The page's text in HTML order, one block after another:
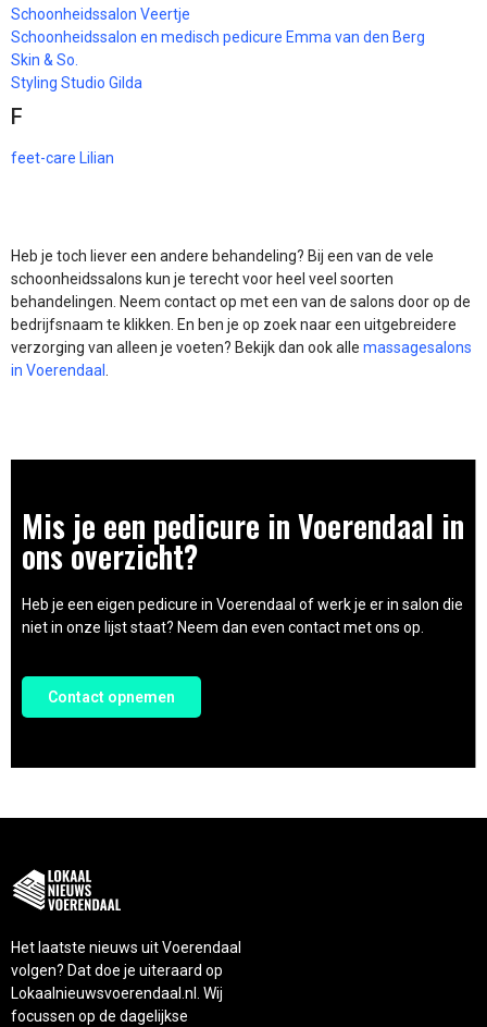
Schoonheidssalon Veertje
Schoonheidssalon en medisch pedicure Emma van den Berg
Skin & So.
Styling Studio Gilda
F
feet-care Lilian
Heb je toch liever een andere behandeling? Bij een van de vele
schoonheidssalons kun je terecht voor heel veel soorten
behandelingen. Neem contact op met een van de salons door op de
bedrijfsnaam te klikken. En ben je op zoek naar een uitgebreidere
verzorging van alleen je voeten? Bekijk dan ook alle massagesalons
in Voerendaal.
Mis je een pedicure in Voerendaal in
ons overzicht?
Heb je een eigen pedicure in Voerendaal of werk je er in salon die
niet in onze lijst staat? Neem dan even contact met ons op.
Contact opnemen
Het laatste nieuws uit Voerendaal
volgen? Dat doe je uiteraard op
Lokaalnieuwsvoerendaal.nl. Wij
focussen op de dagelijkse